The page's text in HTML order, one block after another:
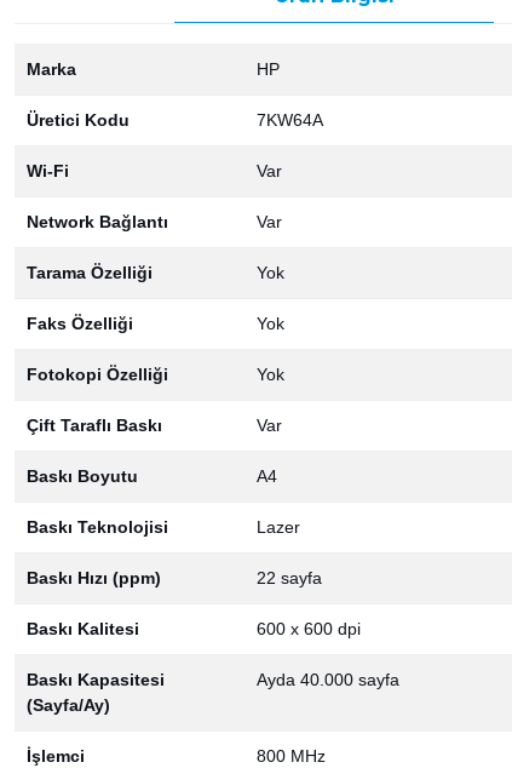
Marka HP
Üretici Kodu 7KW64A
Wi-Fi Var
Network Bağlantı Var
Tarama Özelliği Yok
Faks Özelliği Yok
Fotokopi Özelliği Yok
Çift Taraflı Baskı Var
Baskı Boyutu A4
Baskı Teknolojisi Lazer
Baskı Hızı (ppm) 22 sayfa
Baskı Kalitesi 600 x 600 dpi
Baskı Kapasitesi
(Sayfa/Ay)
Ayda 40.000 sayfa
İşlemci 800 MHz